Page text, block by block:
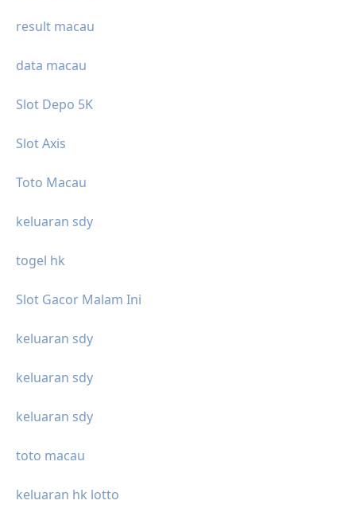
result macau
data macau
Slot Depo 5K
Slot Axis
Toto Macau
keluaran sdy
togel hk
Slot Gacor Malam Ini
keluaran sdy
keluaran sdy
keluaran sdy
toto macau
keluaran hk lotto